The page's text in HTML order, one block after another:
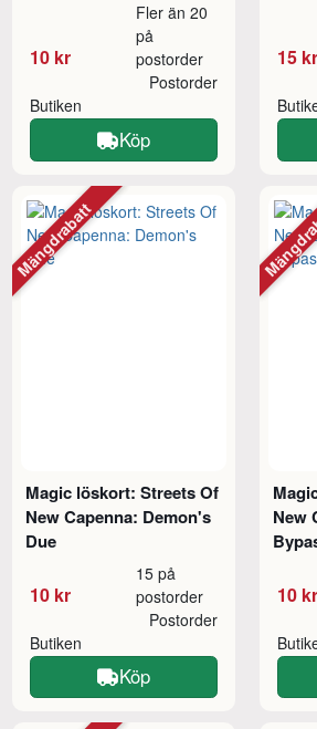
10 kr
Fler än 20
på
postorder
Butiken
Postorder
Köp
15 kr
Magic löskort: Streets Of
New Capenna: Demon's
Due
10 kr
15 på
postorder
Butiken
Postorder
Köp
Mängdrabatt
New
10 kr